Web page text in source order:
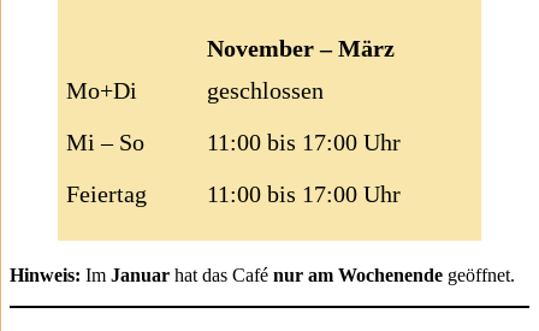
November – März
Mo+Di
Mi – So
Feiertag
geschlossen
11:00 bis 17:00 Uhr
11:00 bis 17:00 Uhr
Hinweis: Im Januar hat das Café nur am Wochenende geöffnet.